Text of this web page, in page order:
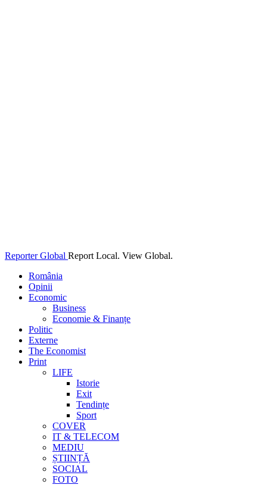
Reporter Global Report Local. View Global.
România
Opinii
Economic
Business
Economie & Finanțe
Politic
Externe
The Economist
Print
LIFE
Istorie
Exit
Tendințe
Sport
COVER
IT & TELECOM
MEDIU
ȘTIINȚĂ
SOCIAL
FOTO